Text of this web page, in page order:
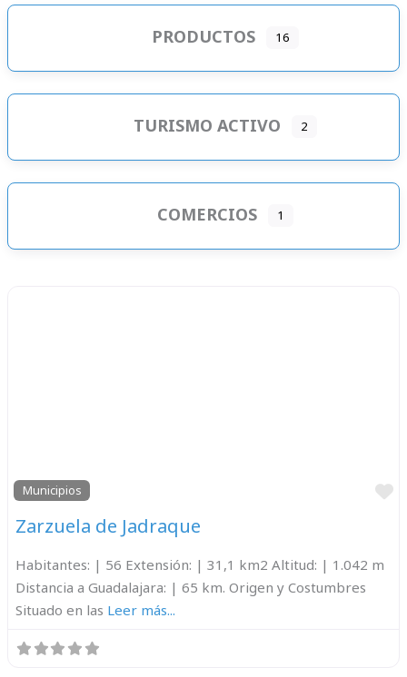
PRODUCTOS 16
TURISMO ACTIVO 2
COMERCIOS 1
Municipios
Zarzuela de Jadraque
Habitantes: | 56 Extensión: | 31,1 km2 Altitud: | 1.042 m
Distancia a Guadalajara: | 65 km. Origen y Costumbres
Situado en las Leer más...